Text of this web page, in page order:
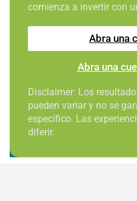
comienza a invertir con
Abra una
Abra una
Disclaimer: Los
pueden variar y no se
específico. Las
diferir.